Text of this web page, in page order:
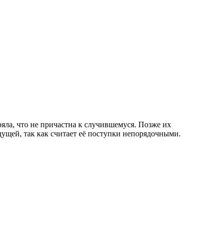
что не причастна к случившемуся. Позже их
так как считает её поступки непорядочными.